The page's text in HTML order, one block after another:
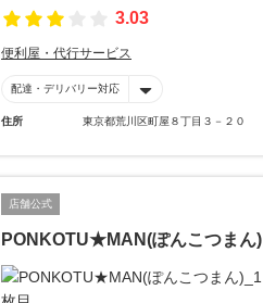
3.03
便利屋・代行サービス
配達・デリバリー対応
住所 東京都荒川区町屋８丁目３－２０
店舗公式
PONKOTU★MAN(ぽんこつまん)